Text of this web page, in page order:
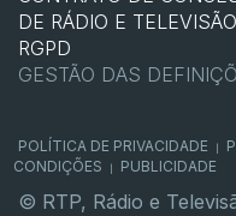
DE RÁDIO E TELEVISÃO
RGPD
GESTÃO DAS
POLÍTICA DE PRIVACIDADE
CONDIÇÕES
PUBLICIDADE
© RTP, Rádio e